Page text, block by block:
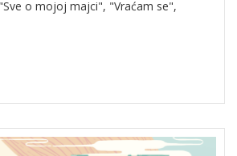
o mojoj majci", "Vraćam se",